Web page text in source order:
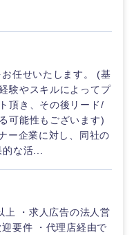
任せいたします。 (基
験やスキルによってプ
頂き、その後リード/
可能性もございます)
ー企業に対し、同社の
な活...
上 ・求人広告の法人営
要件 ・代理店経由で